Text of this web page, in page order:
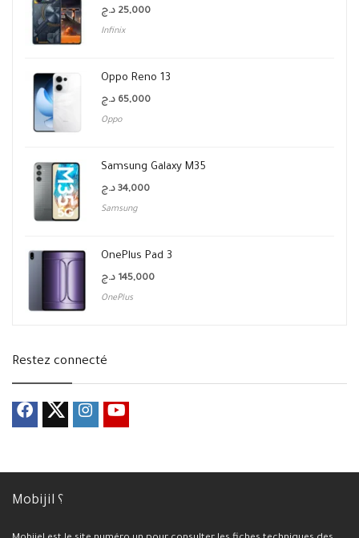
25,000 د.ج
Infinix
Oppo Reno 13
65,000 د.ج
Oppo
Samsung Galaxy M35
34,000 د.ج
Samsung
OnePlus Pad 3
145,000 د.ج
OnePlus
Restez connecté
Mobijil ؟